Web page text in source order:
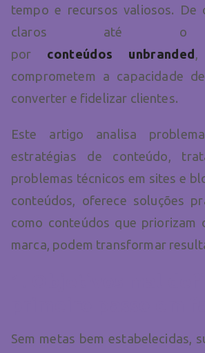
tempo e recursos valiosos. De
claros até o
por conteúdos unbranded ,
comprometem a capacidade
converter e fidelizar clientes.
Este artigo analisa
estratégias de conteúdo,
problemas técnicos em sites e
conteúdos, oferece soluções
como conteúdos que priorizam
marca, podem transformar
Sem metas bem estabelecidas,